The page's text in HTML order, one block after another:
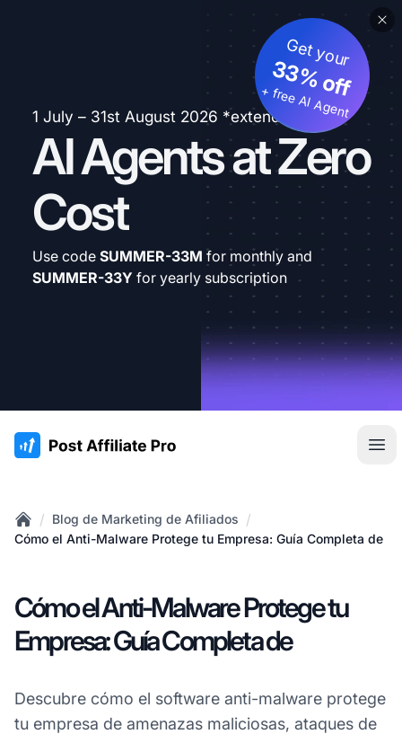
1 July – 31st August 2026 *extended
AI Agents at Zero
Cost
Get your
33% off
+ free AI Agent
Use code SUMMER-33M for monthly and
SUMMER-33Y for yearly subscription
:site.title
Home
/ Blog de Marketing de Afiliados /
Cómo el Anti-Malware Protege tu Empresa: Guía Completa de
Cómo el Anti-Malware Protege tu
Empresa: Guía Completa de
Descubre cómo el software anti-malware protege
tu empresa de amenazas maliciosas, ataques de